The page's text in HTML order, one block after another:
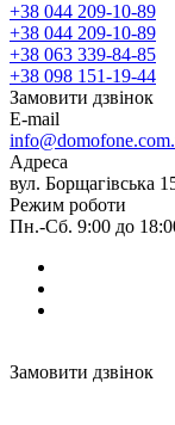
+38 044 209-10-89
+38 044 209-10-89
+38 063 339-84-85
+38 098 151-19-44
Замовити дзвінок
E-mail
Адреса
вул. Борщагівська
Режим роботи
Пн.-Сб. 9:00 до
Замовити дзвінок